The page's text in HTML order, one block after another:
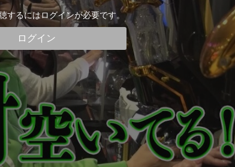
するにはログインが必要です。
ログイン